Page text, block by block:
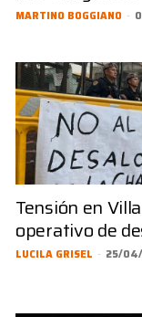
MARTINO BOGGIANO -
Tensión en
operativo de
LUCILA GRISEL - 25/